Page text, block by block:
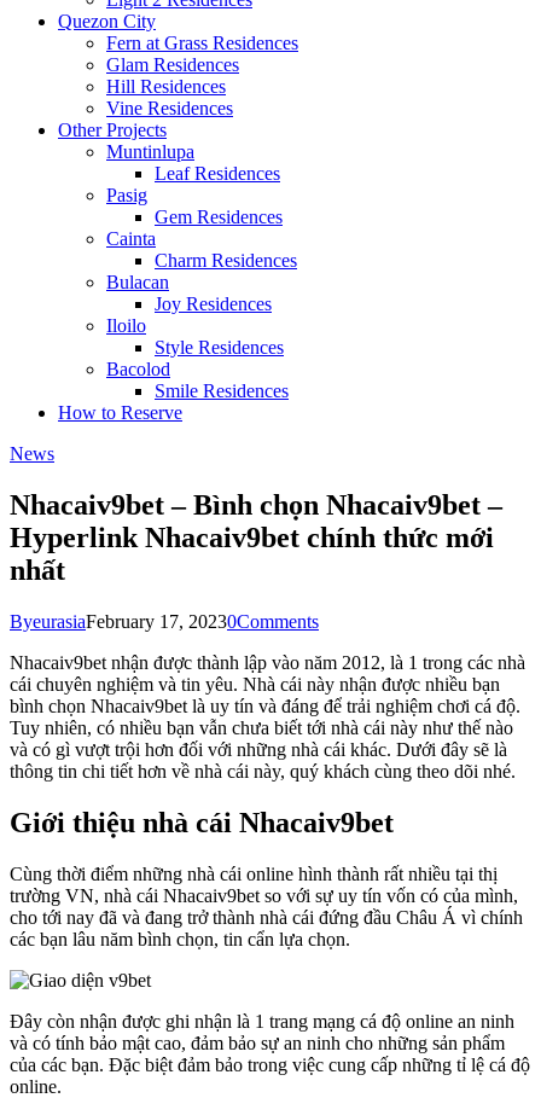
Quezon City
Fern at Grass Residences
Glam Residences
Hill Residences
Vine Residences
Other Projects
Muntinlupa
Leaf Residences
Pasig
Gem Residences
Cainta
Charm Residences
Bulacan
Joy Residences
Iloilo
Style Residences
Bacolod
Smile Residences
How to Reserve
News
Nhacaiv9bet – Bình chọn Nhacaiv9bet –
Hyperlink Nhacaiv9bet chính thức mới
nhất
ByeurasiaFebruary 17, 20230Comments
Nhacaiv9bet nhận được thành lập vào năm 2012, là 1 trong các nhà
cái chuyên nghiệm và tin yêu. Nhà cái này nhận được nhiều bạn
bình chọn Nhacaiv9bet là uy tín và đáng để trải nghiệm chơi cá độ.
Tuy nhiên, có nhiều bạn vẫn chưa biết tới nhà cái này như thế nào
và có gì vượt trội hơn đối với những nhà cái khác. Dưới đây sẽ là
thông tin chi tiết hơn về nhà cái này, quý khách cùng theo dõi nhé.
Giới thiệu nhà cái Nhacaiv9bet
Cùng thời điểm những nhà cái online hình thành rất nhiều tại thị
trường VN, nhà cái Nhacaiv9bet so với sự uy tín vốn có của mình,
cho tới nay đã và đang trở thành nhà cái đứng đầu Châu Á vì chính
các bạn lâu năm bình chọn, tin cẩn lựa chọn.
Đây còn nhận được ghi nhận là 1 trang mạng cá độ online an ninh
và có tính bảo mật cao, đảm bảo sự an ninh cho những sản phẩm
của các bạn. Đặc biệt đảm bảo trong việc cung cấp những tỉ lệ cá độ
online.